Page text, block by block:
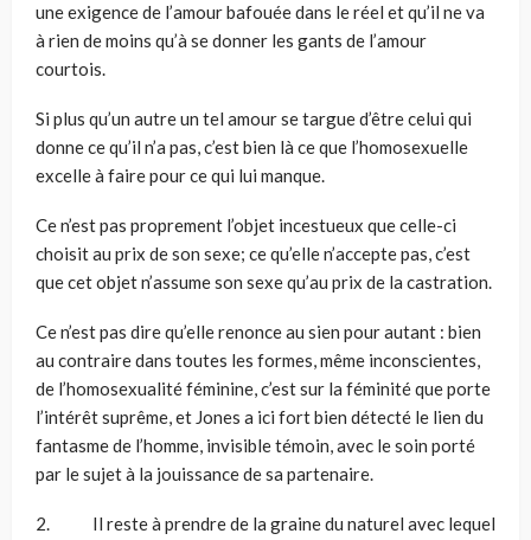
une exigence de l’amour bafouée dans le réel et qu’il ne va
à rien de moins qu’à se donner les gants de l’amour
courtois.
Si plus qu’un autre un tel amour se targue d’être celui qui
donne ce qu’il n’a pas, c’est bien là ce que l’homosexuelle
excelle à faire pour ce qui lui manque.
Ce n’est pas proprement l’objet incestueux que celle-ci
choisit au prix de son sexe; ce qu’elle n’accepte pas, c’est
que cet objet n’assume son sexe qu’au prix de la castration.
Ce n’est pas dire qu’elle renonce au sien pour autant : bien
au contraire dans toutes les formes, même inconscientes,
de l’homosexualité féminine, c’est sur la féminité que porte
l’intérêt suprême, et Jones a ici fort bien détecté le lien du
fantasme de l’homme, invisible témoin, avec le soin porté
par le sujet à la jouissance de sa partenaire.
2. Il reste à prendre de la graine du naturel avec lequel